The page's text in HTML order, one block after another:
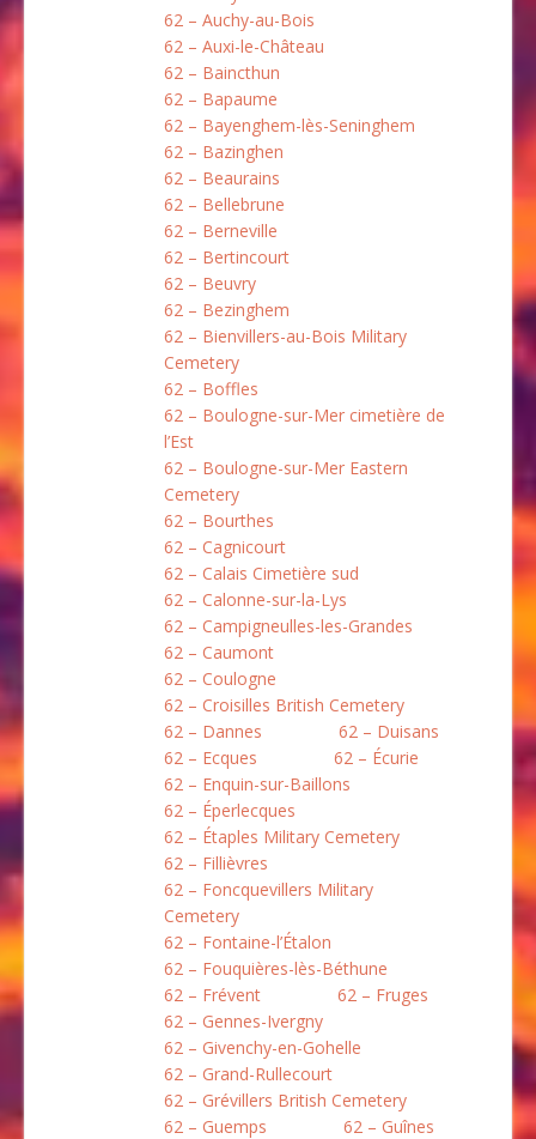
62 – Auchy-au-Bois
62 – Auxi-le-Château
62 – Baincthun
62 – Bapaume
62 – Bayenghem-lès-Seninghem
62 – Bazinghen
62 – Beaurains
62 – Bellebrune
62 – Berneville
62 – Bertincourt
62 – Beuvry
62 – Bezinghem
62 – Bienvillers-au-Bois Military
Cemetery
62 – Boffles
62 – Boulogne-sur-Mer cimetière de
l’Est
62 – Boulogne-sur-Mer Eastern
Cemetery
62 – Bourthes
62 – Cagnicourt
62 – Calais Cimetière sud
62 – Calonne-sur-la-Lys
62 – Campigneulles-les-Grandes
62 – Caumont
62 – Coulogne
62 – Croisilles British Cemetery
62 – Dannes
62 – Duisans
62 – Ecques
62 – Écurie
62 – Enquin-sur-Baillons
62 – Éperlecques
62 – Étaples Military Cemetery
62 – Fillièvres
62 – Foncquevillers Military
Cemetery
62 – Fontaine-l’Étalon
62 – Fouquières-lès-Béthune
62 – Frévent
62 – Fruges
62 – Gennes-Ivergny
62 – Givenchy-en-Gohelle
62 – Grand-Rullecourt
62 – Grévillers British Cemetery
62 – Guemps
62 – Guînes